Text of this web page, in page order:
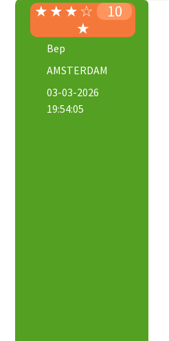
10
☆
★
★
★
★
Bep
AMSTERDAM
03-03-2026
19:54:05